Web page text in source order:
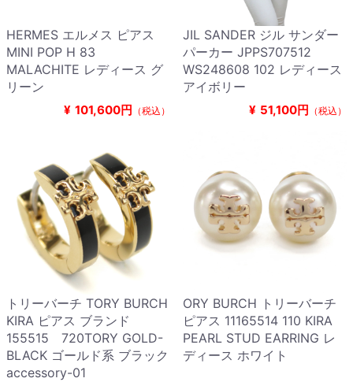
HERMES エルメス ピアス
MINI POP H 83
MALACHITE レディース グ
リーン
¥ 101,600円 （税込）
JIL SANDER ジル サンダー
パーカー JPPS707512
WS248608 102 レディース
アイボリー
¥ 51,100円 （税込）
トリーバーチ TORY BURCH
KIRA ピアス ブランド
155515 720TORY GOLD-
BLACK ゴールド系 ブラック
accessory-01
ORY BURCH トリーバーチ
ピアス 11165514 110 KIRA
PEARL STUD EARRING レ
ディース ホワイト